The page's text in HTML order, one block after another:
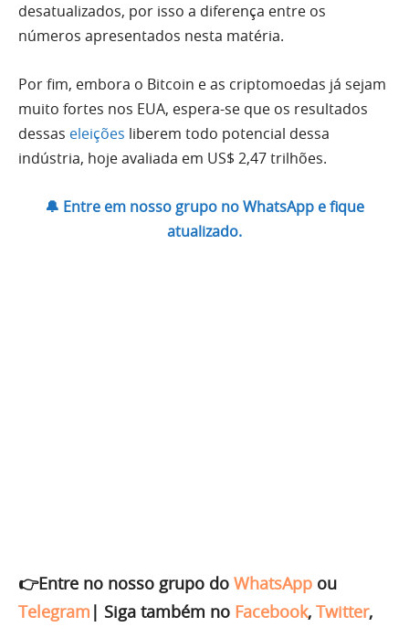
desatualizados, por isso a diferença entre os
números apresentados nesta matéria.
Por fim, embora o Bitcoin e as criptomoedas já sejam
muito fortes nos EUA, espera-se que os resultados
dessas eleições liberem todo potencial dessa
indústria, hoje avaliada em US$ 2,47 trilhões.
🔔 Entre em nosso grupo no WhatsApp e fique
atualizado.
👉Entre no nosso grupo do WhatsApp ou
Telegram | Siga também no Facebook, Twitter,